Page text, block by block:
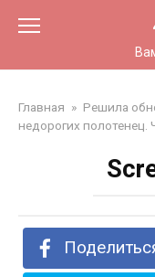
Главная » Решила
недорогих полотенец.